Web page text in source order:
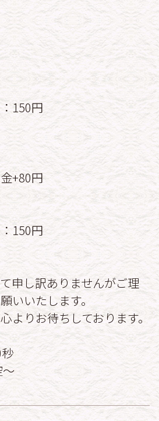
150円
+80円
150円
申し訳ありませんがご理
いいたします。
よりお待ちしております。
〜